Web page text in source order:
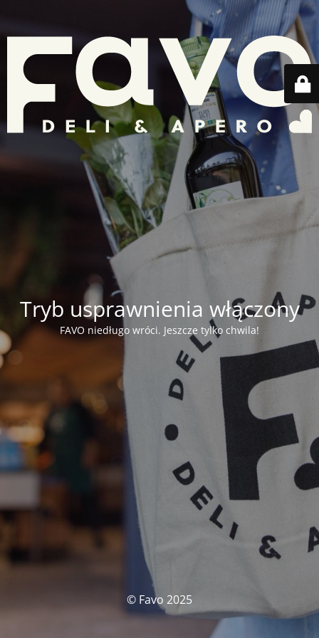
Tryb usprawnienia włączony
FAVO niedługo wróci. Jeszcze tylko chwila!
© Favo 2025